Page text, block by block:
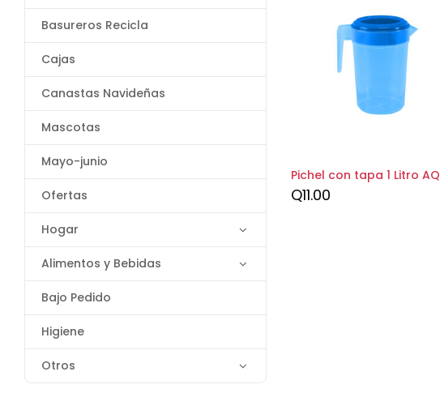
Basureros Recicla
Cajas
Canastas Navideñas
Mascotas
Mayo-junio
Ofertas
Hogar
Alimentos y Bebidas
Bajo Pedido
Higiene
Otros
Pichel con tapa 1 Litro AQ
Q11.00